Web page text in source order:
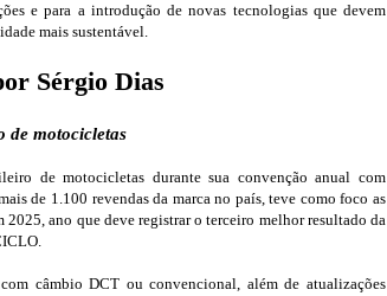
e para a introdução de novas tecnologias que devem
mais sustentável.
Sérgio Dias
de motocicletas
de motocicletas durante sua convenção anual com
de 1.100 revendas da marca no país, teve como foco as
2025, ano que deve registrar o terceiro melhor resultado da
câmbio DCT ou convencional, além de atualizações